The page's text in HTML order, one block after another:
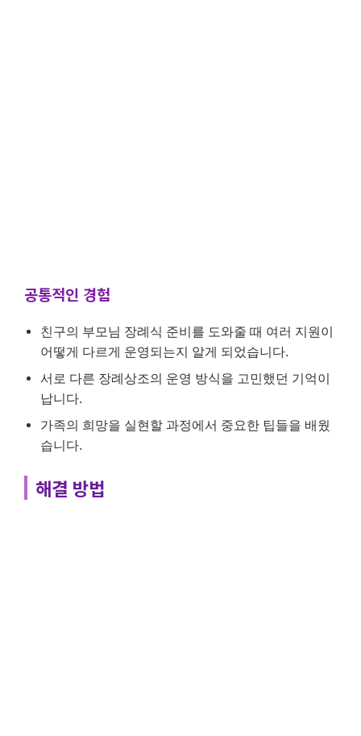
공통적인 경험
친구의 부모님 장례식 준비를 도와줄 때 여러 지원이
어떻게 다르게 운영되는지 알게 되었습니다.
서로 다른 장례상조의 운영 방식을 고민했던 기억이
납니다.
가족의 희망을 실현할 과정에서 중요한 팁들을 배웠
습니다.
해결 방법